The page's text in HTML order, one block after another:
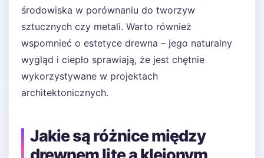
środowiska w porównaniu do tworzyw
sztucznych czy metali. Warto również
wspomnieć o estetyce drewna – jego naturalny
wygląd i ciepło sprawiają, że jest chętnie
wykorzystywane w projektach
architektonicznych.
Jakie są różnice między